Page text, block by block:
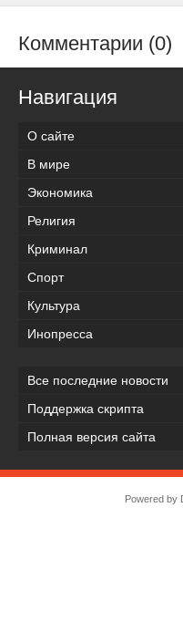
Комментарии (0)
Навигация
О сайте
В мире
Экономика
Религия
Криминал
Спорт
Культура
Инопресса
Все последние новости
Поддержка скрипта
Полная версия сайта
Powered by